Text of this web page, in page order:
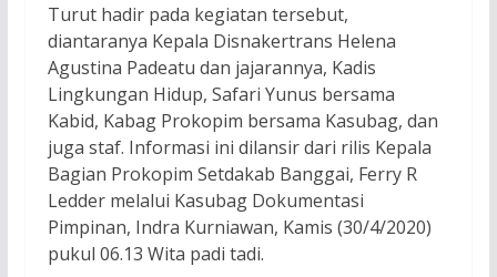
Turut hadir pada kegiatan tersebut,
diantaranya Kepala Disnakertrans Helena
Agustina Padeatu dan jajarannya, Kadis
Lingkungan Hidup, Safari Yunus bersama
Kabid, Kabag Prokopim bersama Kasubag, dan
juga staf. Informasi ini dilansir dari rilis Kepala
Bagian Prokopim Setdakab Banggai, Ferry R
Ledder melalui Kasubag Dokumentasi
Pimpinan, Indra Kurniawan, Kamis (30/4/2020)
pukul 06.13 Wita padi tadi.